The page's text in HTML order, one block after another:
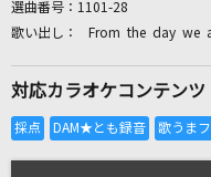
選曲番号： 1101-28
From the day we
対応カラオケコンテンツ